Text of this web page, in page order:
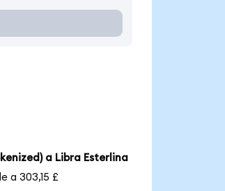
a Libra Esterlina
a 303,15 £